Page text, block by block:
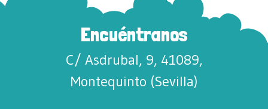
Encuéntranos
C/ Asdrubal, 9, 41089,
Montequinto (Sevilla)